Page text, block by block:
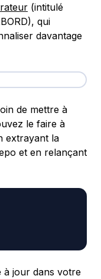
(intitulé
qui
davantage
de mettre à
le faire à
extrayant la
et en relançant
à jour dans votre